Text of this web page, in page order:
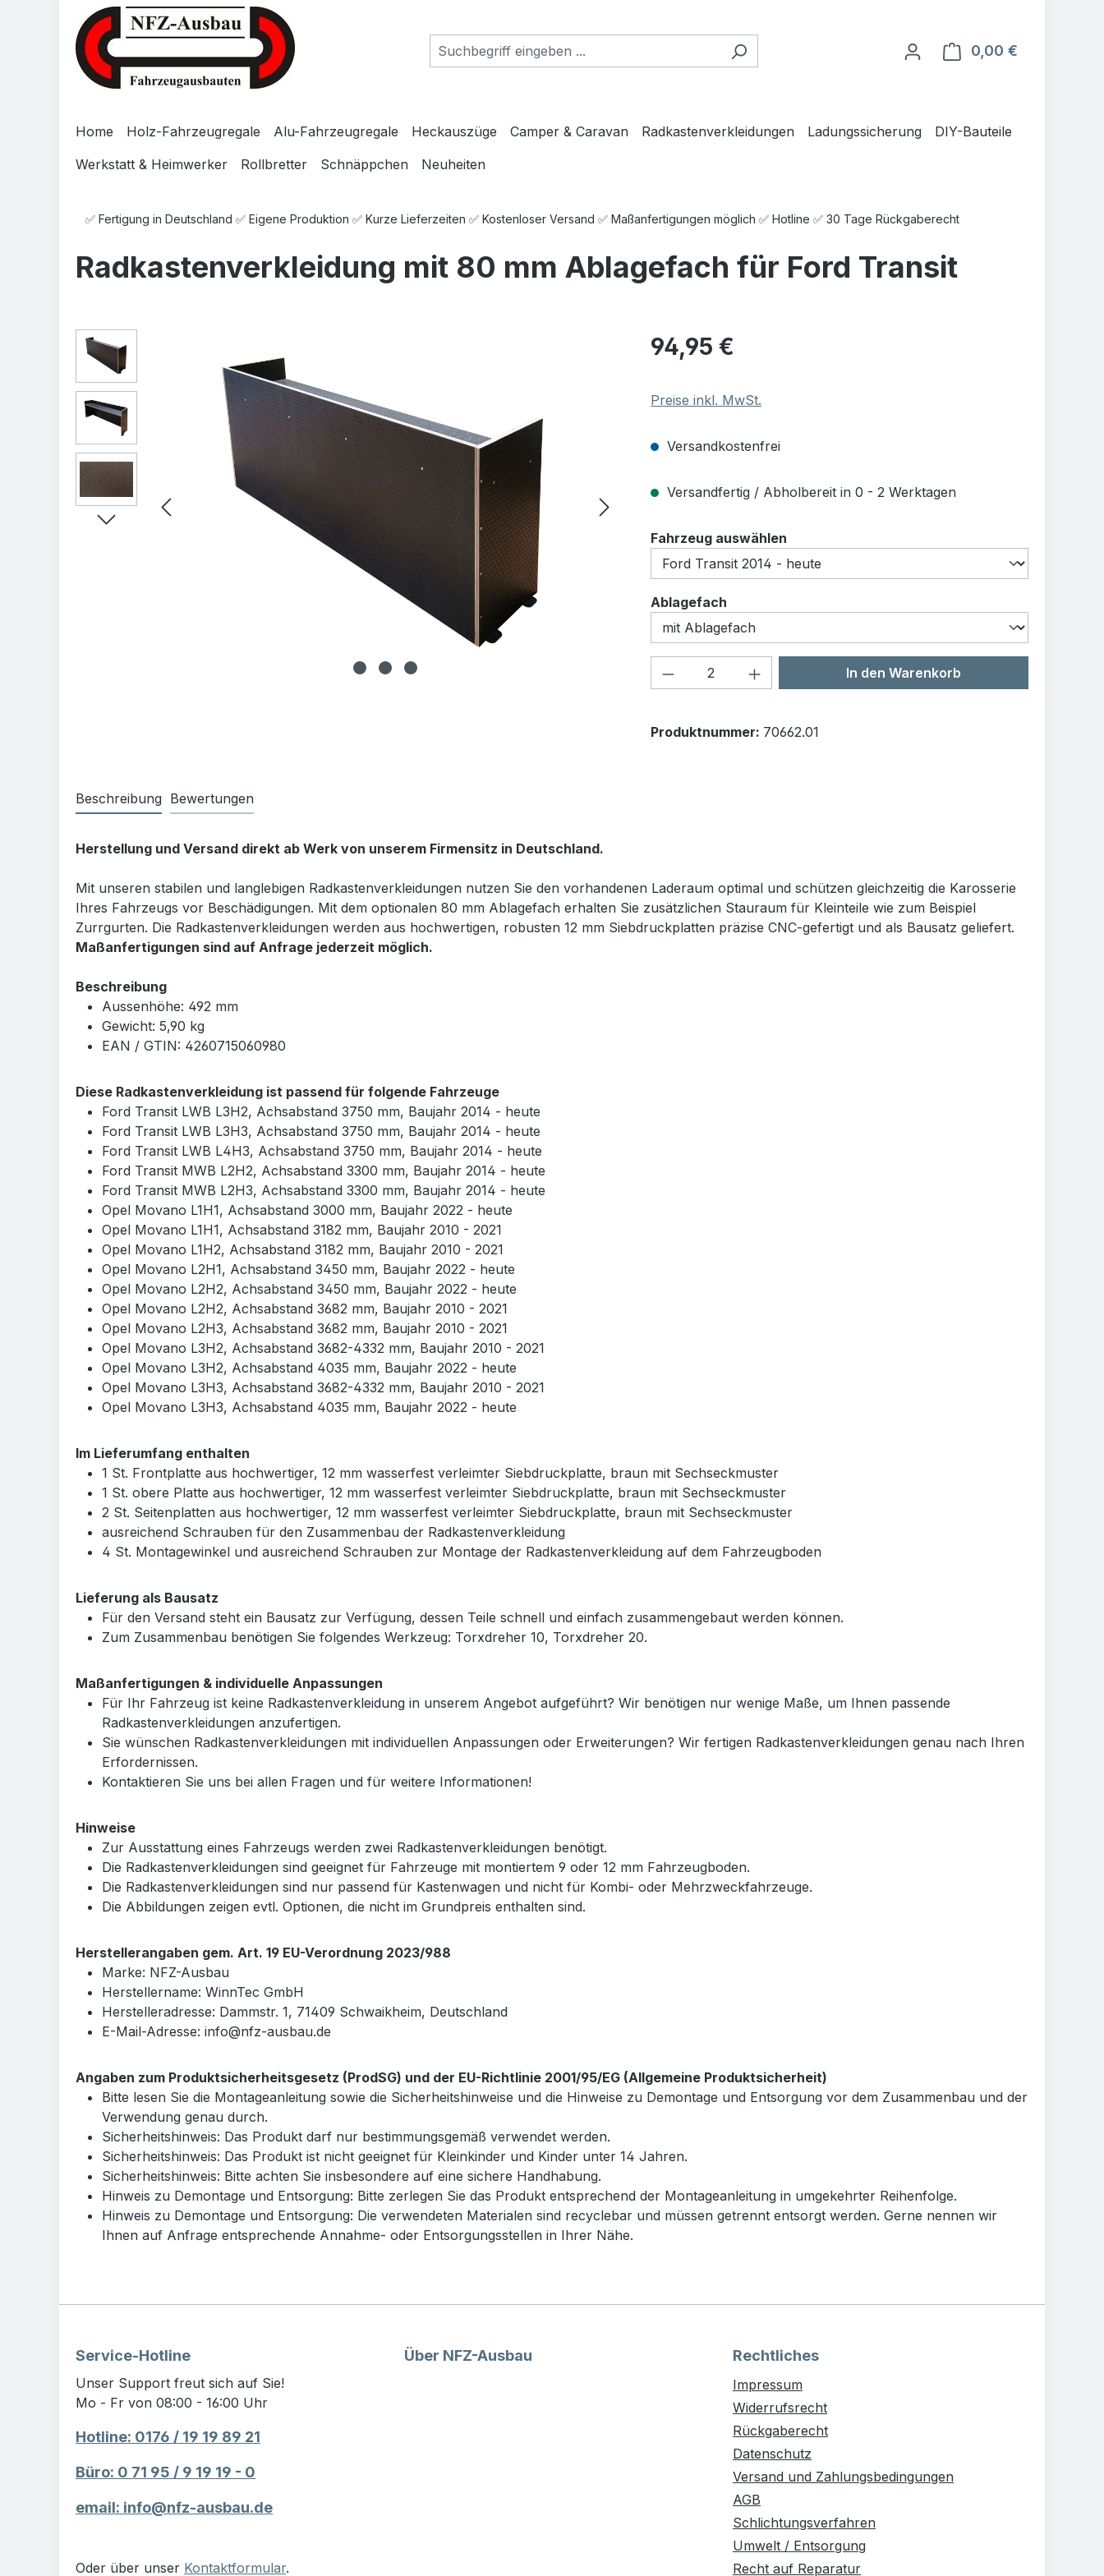
Zum Hauptinhalt springen
Zur Suche springen
Zur Hauptnavigation springen
0,00 €
Home Holz-Fahrzeugregale Alu-Fahrzeugregale Heckauszüge Camper & Caravan Radkastenverkleidungen Ladungssicherung
DIY-Bauteile
Werkstatt & Heimwerker
Rollbretter Schnäppchen Neuheiten
✅ Fertigung in Deutschland ✅ Eigene Produktion ✅ Kurze Lieferzeiten ✅ Kostenloser Versand ✅ Maßanfertigungen möglich ✅ Hotline ✅ 30 Tage Rückgaberecht
Radkastenverkleidung mit 80 mm Ablagefach für Ford Transit
Bildergalerie überspringen Regulärer Preis:
94,95 €
Preise inkl. MwSt.
Versandkostenfrei
Versandfertig / Abholbereit in 0 - 2 Werktagen
Fahrzeug auswählen
Ablagefach
Produkt Anzahl: Gib den gewünschten Wert
In den Warenkorb
Produktnummer: 70662.01
Beschreibung Bewertungen
Herstellung und Versand direkt ab Werk von unserem Firmensitz in Deutschland.
Mit unseren stabilen und langlebigen Radkastenverkleidungen nutzen Sie den vorhandenen Laderaum optimal und schützen gleichzeitig die Karosserie
Ihres Fahrzeugs vor Beschädigungen. Mit dem optionalen 80 mm Ablagefach erhalten Sie zusätzlichen Stauraum für Kleinteile wie zum Beispiel
Zurrgurten. Die Radkastenverkleidungen werden aus hochwertigen, robusten 12 mm Siebdruckplatten präzise CNC-gefertigt und als Bausatz geliefert.
Maßanfertigungen sind auf Anfrage jederzeit möglich.
Beschreibung
Aussenhöhe: 492 mm
Gewicht: 5,90 kg
EAN / GTIN: 4260715060980
Diese Radkastenverkleidung ist passend für folgende Fahrzeuge
Ford Transit LWB L3H2, Achsabstand 3750 mm, Baujahr 2014 - heute
Ford Transit LWB L3H3, Achsabstand 3750 mm, Baujahr 2014 - heute
Ford Transit LWB L4H3, Achsabstand 3750 mm, Baujahr 2014 - heute
Ford Transit MWB L2H2, Achsabstand 3300 mm, Baujahr 2014 - heute
Ford Transit MWB L2H3, Achsabstand 3300 mm, Baujahr 2014 - heute
Opel Movano L1H1, Achsabstand 3000 mm, Baujahr 2022 - heute
Opel Movano L1H1, Achsabstand 3182 mm, Baujahr 2010 - 2021
Opel Movano L1H2, Achsabstand 3182 mm, Baujahr 2010 - 2021
Opel Movano L2H1, Achsabstand 3450 mm, Baujahr 2022 - heute
Opel Movano L2H2, Achsabstand 3450 mm, Baujahr 2022 - heute
Opel Movano L2H2, Achsabstand 3682 mm, Baujahr 2010 - 2021
Opel Movano L2H3, Achsabstand 3682 mm, Baujahr 2010 - 2021
Opel Movano L3H2, Achsabstand 3682-4332 mm, Baujahr 2010 - 2021
Opel Movano L3H2, Achsabstand 4035 mm, Baujahr 2022 - heute
Opel Movano L3H3, Achsabstand 3682-4332 mm, Baujahr 2010 - 2021
Opel Movano L3H3, Achsabstand 4035 mm, Baujahr 2022 - heute
Im Lieferumfang enthalten
1 St. Frontplatte aus hochwertiger, 12 mm wasserfest verleimter Siebdruckplatte, braun mit Sechseckmuster
1 St. obere Platte aus hochwertiger, 12 mm wasserfest verleimter Siebdruckplatte, braun mit Sechseckmuster
2 St. Seitenplatten aus hochwertiger, 12 mm wasserfest verleimter Siebdruckplatte, braun mit Sechseckmuster
ausreichend Schrauben für den Zusammenbau der Radkastenverkleidung
4 St. Montagewinkel und ausreichend Schrauben zur Montage der Radkastenverkleidung auf dem Fahrzeugboden
Lieferung als Bausatz
Für den Versand steht ein Bausatz zur Verfügung, dessen Teile schnell und einfach zusammengebaut werden können.
Zum Zusammenbau benötigen Sie folgendes Werkzeug: Torxdreher 10, Torxdreher 20.
Maßanfertigungen & individuelle Anpassungen
Für Ihr Fahrzeug ist keine Radkastenverkleidung in unserem Angebot aufgeführt? Wir benötigen nur wenige Maße, um Ihnen passende
Radkastenverkleidungen anzufertigen.
Sie wünschen Radkastenverkleidungen mit individuellen Anpassungen oder Erweiterungen? Wir fertigen Radkastenverkleidungen genau nach Ihren
Erfordernissen.
Kontaktieren Sie uns bei allen Fragen und für weitere Informationen!
Hinweise
Zur Ausstattung eines Fahrzeugs werden zwei Radkastenverkleidungen benötigt.
Die Radkastenverkleidungen sind geeignet für Fahrzeuge mit montiertem 9 oder 12 mm Fahrzeugboden.
Die Radkastenverkleidungen sind nur passend für Kastenwagen und nicht für Kombi- oder Mehrzweckfahrzeuge.
Die Abbildungen zeigen evtl. Optionen, die nicht im Grundpreis enthalten sind.
Herstellerangaben gem. Art. 19 EU-Verordnung 2023/988
Marke: NFZ-Ausbau
Herstellername: WinnTec GmbH
Herstelleradresse: Dammstr. 1, 71409 Schwaikheim, Deutschland
E-Mail-Adresse: info@nfz-ausbau.de
Angaben zum Produktsicherheitsgesetz (ProdSG) und der EU-Richtlinie 2001/95/EG (Allgemeine Produktsicherheit)
Bitte lesen Sie die Montageanleitung sowie die Sicherheitshinweise und die Hinweise zu Demontage und Entsorgung vor dem Zusammenbau und der
Verwendung genau durch.
Sicherheitshinweis: Das Produkt darf nur bestimmungsgemäß verwendet werden.
Sicherheitshinweis: Das Produkt ist nicht geeignet für Kleinkinder und Kinder unter 14 Jahren.
Sicherheitshinweis: Bitte achten Sie insbesondere auf eine sichere Handhabung.
Hinweis zu Demontage und Entsorgung: Bitte zerlegen Sie das Produkt entsprechend der Montageanleitung in umgekehrter Reihenfolge.
Hinweis zu Demontage und Entsorgung: Die verwendeten Materialen sind recyclebar und müssen getrennt entsorgt werden. Gerne nennen wir
Ihnen auf Anfrage entsprechende Annahme- oder Entsorgungsstellen in Ihrer Nähe.
Service-Hotline
Unser Support freut sich auf Sie!
Mo - Fr von 08:00 - 16:00 Uhr
Hotline: 0176 / 19 19 89 21
Büro: 0 71 95 / 9 19 19 - 0
email: info@nfz-ausbau.de
Oder über unser Kontaktformular.
Über NFZ-Ausbau Rechtliches
Impressum
Widerrufsrecht
Rückgaberecht
Datenschutz
Versand und Zahlungsbedingungen
AGB
Schlichtungsverfahren
Umwelt / Entsorgung
Recht auf Reparatur